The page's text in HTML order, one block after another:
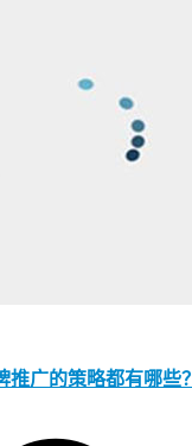
推广的策略都有哪些？